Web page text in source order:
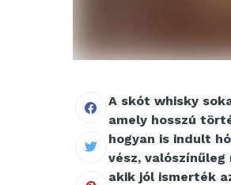
A skót whisky
amely hosszú
hogyan is indult
vész, valószínűleg
akik jól ismerték